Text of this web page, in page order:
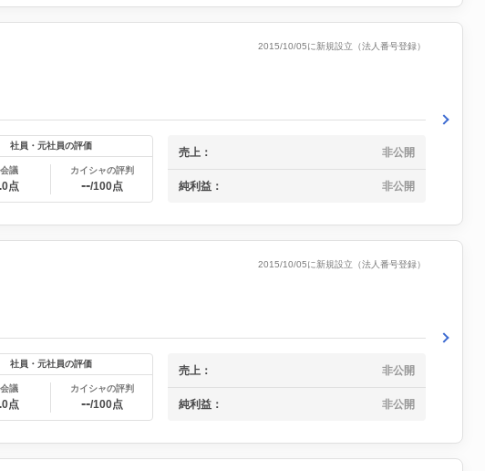
2015/10/05に新規設立（法人番号登録）
社員・元社員の評価
議
点
カイシャの評判
--/100点
売上： 非公開
純利益： 非公開
2015/10/05に新規設立（法人番号登録）
社員・元社員の評価
議
点
カイシャの評判
--/100点
売上： 非公開
純利益： 非公開